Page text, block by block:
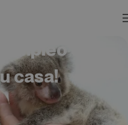
en
casa!